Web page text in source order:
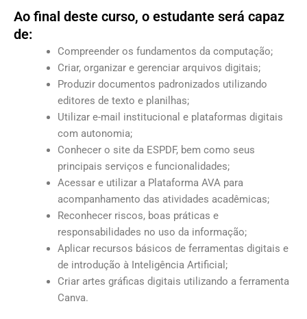
Ao final deste curso, o estudante será capaz
de:
Compreender os fundamentos da computação;
Criar, organizar e gerenciar arquivos digitais;
Produzir documentos padronizados utilizando
editores de texto e planilhas;
Utilizar e-mail institucional e plataformas digitais
com autonomia;
Conhecer o site da ESPDF, bem como seus
principais serviços e funcionalidades;
Acessar e utilizar a Plataforma AVA para
acompanhamento das atividades acadêmicas;
Reconhecer riscos, boas práticas e
responsabilidades no uso da informação;
Aplicar recursos básicos de ferramentas digitais e
de introdução à Inteligência Artificial;
Criar artes gráficas digitais utilizando a ferramenta
Canva.